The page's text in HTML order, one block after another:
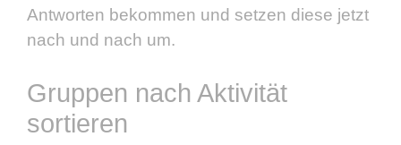
Antworten bekommen und setzen diese jetzt
nach und nach um.
Gruppen nach Aktivität
sortieren